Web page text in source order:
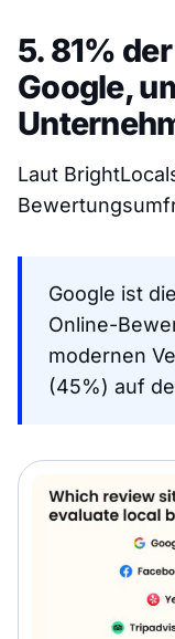
5. 81%
Google,
Laut
Google ist
Online-
modernen
(45%) auf